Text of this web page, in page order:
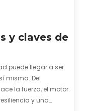
y claves de
puede llegar a ser
misma. Del
la fuerza, el motor.
y una